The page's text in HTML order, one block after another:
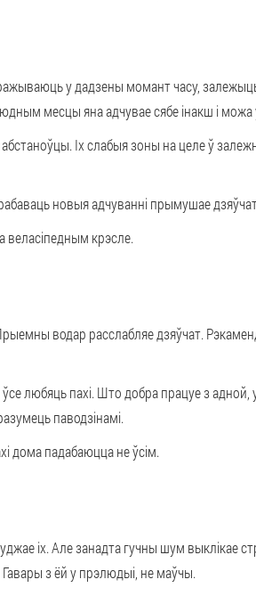
у дадзены момант часу,
месцы яна адчувае сябе інакш і можа
Іх слабыя зоны на целе ў
новыя адчуванні прымушае
крэсле.
водар расслабляе дзяўчат.
любяць пахі. Што добра працуе з адной,
паводзінамі.
дома падабаюцца не ўсім.
іх. Але занадта гучны шум выклікае
з ёй у прэлюдыі, не маўчы.